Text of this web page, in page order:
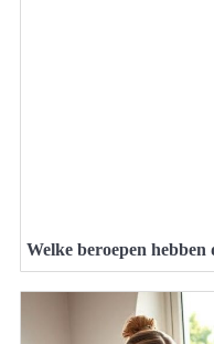
Welke beroepen hebben